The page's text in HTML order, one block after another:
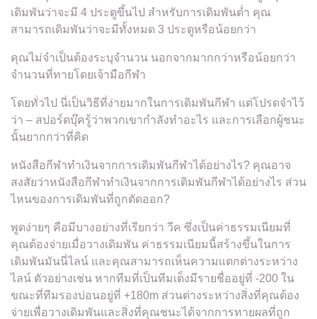
เดิมพันว่าจะมี 4 ประตูขึ้นไป สำหรับการเดิมพันต่ำ คุณ
สามารถเดิมพันว่าจะมีทั้งหมด 3 ประตูหรือน้อยกว่า
คุณไม่จำเป็นต้องระบุจำนวน นอกจากมากกว่าหรือน้อยกว่า
จำนวนที่ทายโดยเจ้ามือกีฬา
โดยทั่วไป นี่เป็นวิธีที่ง่ายมากในการเดิมพันกีฬา แต่โปรดจำไว้
ว่า – สปอร์ตบุ๊ครู้ว่าพวกเขากำลังทำอะไร และการเลือกผู้ชนะ
นั้นยากกว่าที่คิด
หนังสือกีฬาทำเงินจากการเดิมพันกีฬาได้อย่างไร? คุณอาจ
สงสัยว่าหนังสือกีฬาทำเงินจากการเดิมพันกีฬาได้อย่างไร ส่วน
ไหนของการเดิมพันที่ถูกตัดออก?
พูดง่ายๆ คือมีบางอย่างที่เรียกว่า วีค ซึ่งเป็นค่าธรรมเนียมที่
คุณต้องจ่ายเมื่อวางเดิมพัน ค่าธรรมเนียมนี้สร้างขึ้นในการ
เดิมพันมันนี่ไลน์ และคุณสามารถเห็นความแตกต่างระหว่าง
ไลน์ ตัวอย่างเช่น หากทีมที่เป็นทีมเต็งมีรายชื่ออยู่ที่ -200 ใน
ขณะที่ทีมรองบ่อนอยู่ที่ +180m ส่วนต่างระหว่างสิ่งที่คุณต้อง
จ่ายเพื่อวางเดิมพันและสิ่งที่คุณชนะได้จากการทายผลที่ถูก